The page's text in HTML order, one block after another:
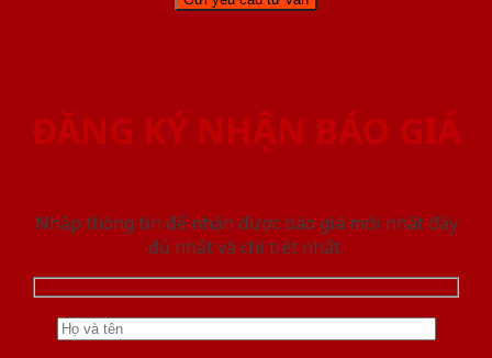
ĐĂNG KÝ NHẬN BÁO GIÁ
Nhập thông tin để nhận được báo giá mới nhât đầy
đủ nhất và chi tiết nhất.